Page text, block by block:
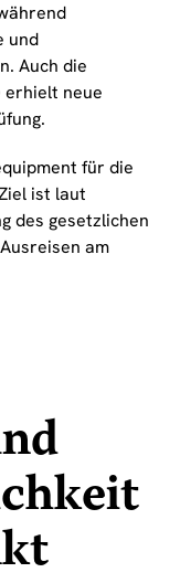
und
Auch die
erhielt neue
für die
ist laut
des gesetzlichen
am